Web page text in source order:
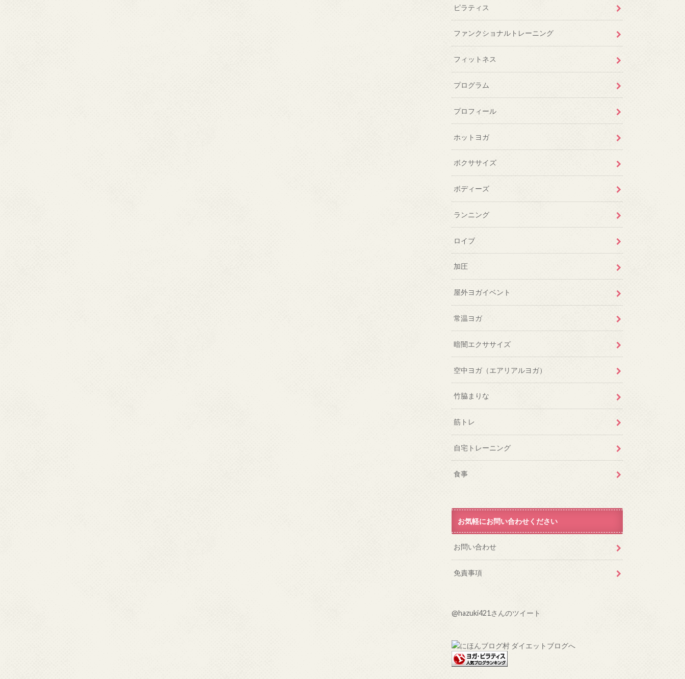
ピラティス
ファンクショナルトレーニング
フィットネス
プログラム
プロフィール
ホットヨガ
ボクササイズ
ボディーズ
ランニング
ロイブ
加圧
屋外ヨガイベント
常温ヨガ
暗闇エクササイズ
空中ヨガ（エアリアルヨガ）
竹脇まりな
筋トレ
自宅トレーニング
食事
お気軽にお問い合わせください
お問い合わせ
免責事項
@hazuki421さんのツイート